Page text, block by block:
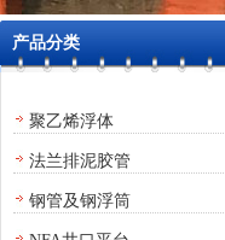
产品分类
聚乙烯浮体
法兰排泥胶管
钢管及钢浮筒